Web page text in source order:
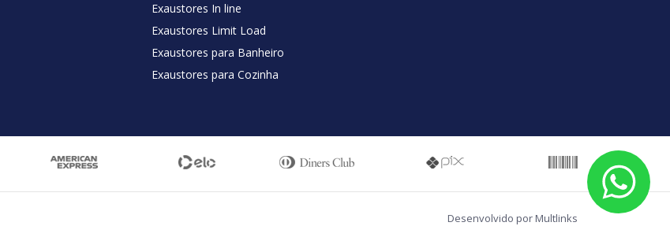
Exaustores In line
Exaustores Limit Load
Exaustores para Banheiro
Exaustores para Cozinha
Desenvolvido por Multlinks